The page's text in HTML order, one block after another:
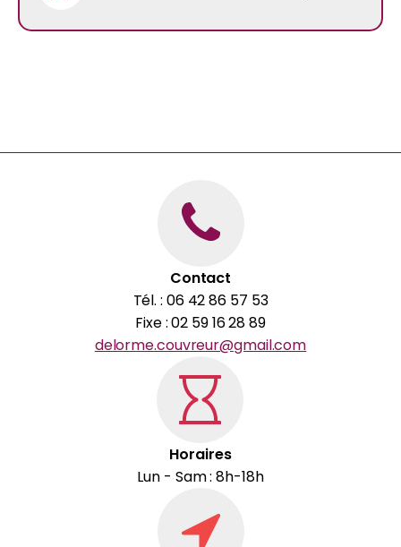
Contact
Tél. : 06 42 86 57 53
Fixe : 02 59 16 28 89
delorme.couvreur@gmail.com
Horaires
Lun - Sam : 8h-18h